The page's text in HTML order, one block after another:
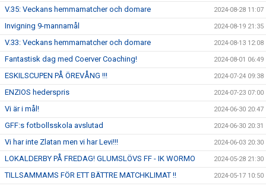
V.35: Veckans hemmamatcher och domare 2024-08-28 11:07
Invigning 9-mannamål 2024-08-19 21:35
V.33: Veckans hemmamatcher och domare 2024-08-13 12:08
Fantastisk dag med Coerver Coaching! 2024-08-01 06:49
ESKILSCUPEN PÅ ÖREVÅNG !!! 2024-07-24 09:38
ENZIOS hederspris 2024-07-23 07:00
Vi är i mål! 2024-06-30 20:47
GFF:s fotbollsskola avslutad 2024-06-30 20:31
Vi har inte Zlatan men vi har Levi!!! 2024-06-03 20:30
LOKALDERBY PÅ FREDAG! GLUMSLÖVS FF - IK WORMO 2024-05-28 21:30
TILLSAMMAMS FÖR ETT BÄTTRE MATCHKLIMAT !! 2024-05-17 10:50